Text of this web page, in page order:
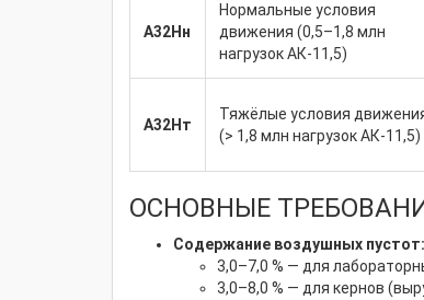
А32Нн
Нормальные условия
движения (0,5–1,8 млн
нагрузок АК-11,5)
А32Нт
Тяжёлые условия
(> 1,8 млн нагрузок АК-11,5)
ОСНОВНЫЕ
Содержание воздушных пустот:
3,0–7,0 % — для
3,0–8,0 % — для кернов